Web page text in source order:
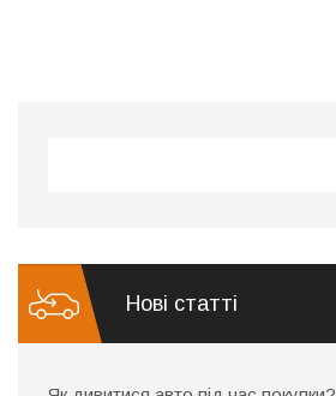
Нові статті